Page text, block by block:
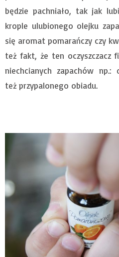
będzie pachniało, tak jak
krople ulubionego olejku
się aromat pomarańczy czy
też fakt, że ten oczyszczacz
niechcianych zapachów np.:
też przypalonego obiadu.